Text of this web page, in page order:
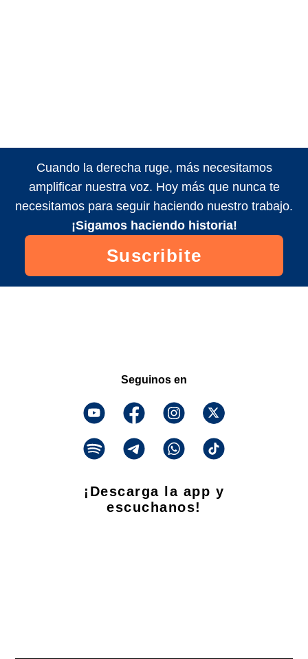
Cuando la derecha ruge, más necesitamos
amplificar nuestra voz. Hoy más que nunca te
necesitamos para seguir haciendo nuestro trabajo.
¡Sigamos haciendo historia!
Suscribite
Seguinos en
¡Descarga la app y
escuchanos!